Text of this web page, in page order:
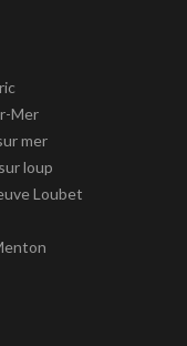
Mer
mer
loup
Loubet